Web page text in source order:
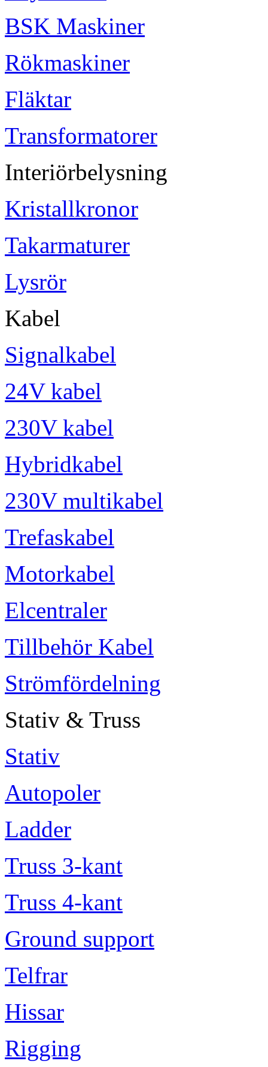
BSK Maskiner
Rökmaskiner
Fläktar
Transformatorer
Interiörbelysning
Kristallkronor
Takarmaturer
Lysrör
Kabel
Signalkabel
24V kabel
230V kabel
Hybridkabel
230V multikabel
Trefaskabel
Motorkabel
Elcentraler
Tillbehör Kabel
Strömfördelning
Stativ & Truss
Stativ
Autopoler
Ladder
Truss 3-kant
Truss 4-kant
Ground support
Telfrar
Hissar
Rigging